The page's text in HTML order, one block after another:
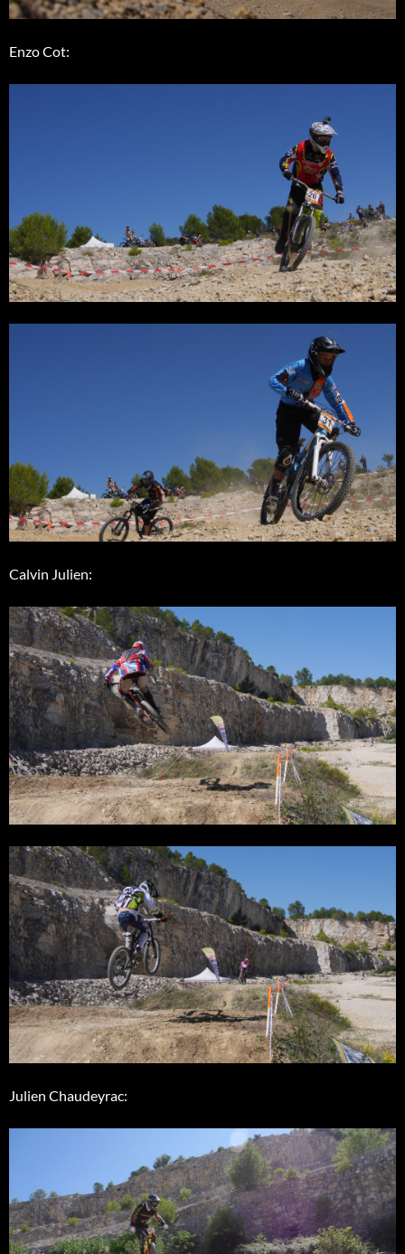
Enzo Cot:
Calvin Julien:
Julien Chaudeyrac: